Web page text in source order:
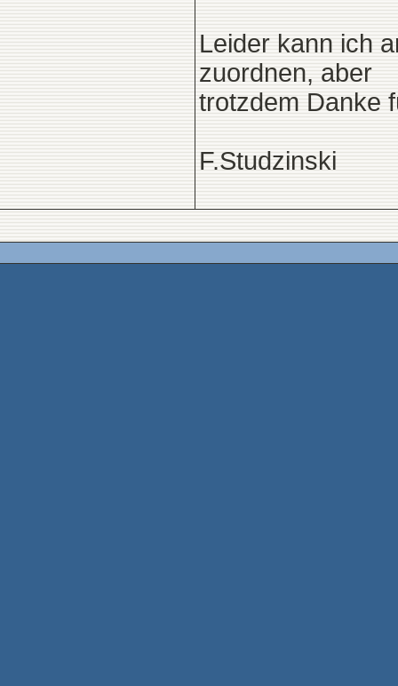
Leider kann ich
zuordnen, aber
trotzdem Danke
F.Studzinski